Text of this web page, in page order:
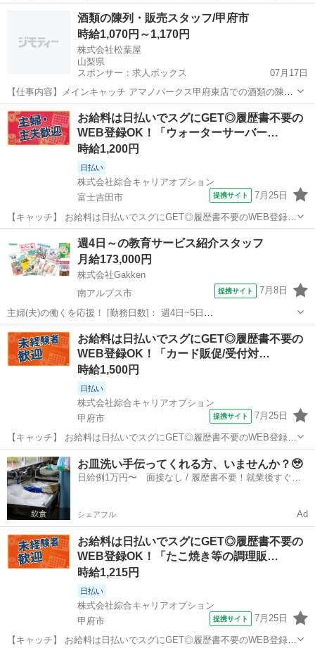
OK！「カード販促/受付対応」高時給1500円！甲府周辺！20代～40代
のスタッフが多数活躍中★ 【コメント】 製造のお仕事が豊富★未経験
で働いてみたい方も...
甲府市 その他
酒類の陳列・販売スタッフ/甲府市
時給1,070円～1,170円
株式会社松葉屋
山梨県
スポンサー：求人ボックス
07月17日
【仕事内容】メインキャッチ アマノパークス甲府東店での酒類の陳
列・販売スタッフ大募集! 知識や経験は一切不要。就業時間や、日数は
お気軽にご相談ください。 先輩スタッフがしっかりサポートします!
希望考慮シフト! コメント 内容 ・...
アルバイト・パート
お給料は日払いでスグにGET◎履歴書不要の
WEB登録OK！「ウォーターサーバー…
時給1,200円
日払い
株式会社綜合キャリアオプション
富士吉田市
提携サイト 7月25日
【キャッチ】 お給料は日払いでスグにGET◎履歴書不要のWEB登録
OK！「ウォーターサーバーのメンテナンス」高時給1200円！富士急ハ
イランド周辺！20代～40代のスタッフが多数活躍中★ 【コメント】
製造のお仕事をお探し...
富士吉田市 その他
週4日～の教育サービス紹介スタッフ
月給173,000円
株式会社Gakken
南アルプス市
提携サイト 7月8日
主婦(夫)の働くを応援！ [勤務日数]： 週4日~5日
09:00~17:00/10:00~16:00/09:00~14:00/15:00~18:00 月/火/水/木/金 な
どから選べます [勤務地・最寄駅]： 山梨県南...
山梨 南アルプス市 営業
お給料は日払いでスグにGET◎履歴書不要の
WEB登録OK！「カード販促/受付対…
時給1,500円
日払い
株式会社綜合キャリアオプション
甲府市
提携サイト 7月25日
【キャッチ】 お給料は日払いでスグにGET◎履歴書不要のWEB登録
OK！「カード販促/受付対応」高時給1500円！甲府周辺！20代～40代
のスタッフが多数活躍中★ 【コメント】 弊社なら事前の職場見学が多
数！お仕事安心スタ...
山梨 甲府市 その他
お皿洗い手伝ってくれる方、いませんか？🥹
日給例1万円〜 面接なし / 履歴書不要！就業後すぐに
シェアフル Ad
お給料は日払いでスグにGET◎履歴書不要の
WEB登録OK！「たこ焼き等の調理販…
時給1,215円
日払い
株式会社綜合キャリアオプション
甲府市
提携サイト 7月25日
【キャッチ】 お給料は日払いでスグにGET◎履歴書不要のWEB登録